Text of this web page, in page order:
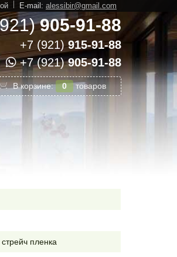
E-mail: alessibir@gmail.com
905-91-88
+7 (921)915-91-88
+7 (921)905-91-88
В корзине: 0 товаров
пленка